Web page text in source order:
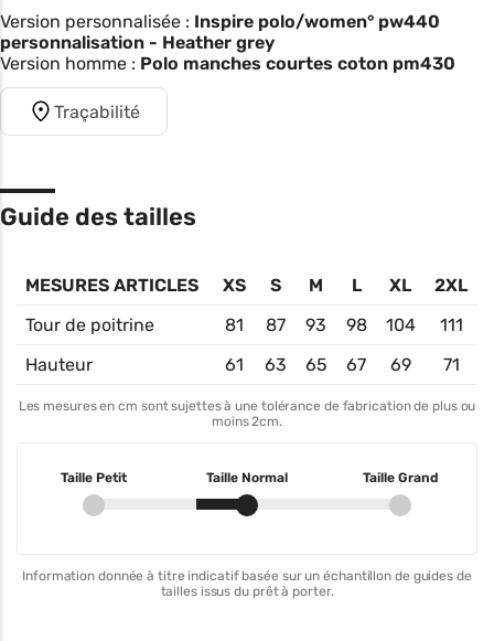
Version personnalisée : Inspire polo/women° pw440
personnalisation - Heather grey
Version homme : Polo manches courtes coton pm430
Traçabilité
Guide des tailles
MESURES ARTICLES XS S M L XL
2XL
Tour de poitrine
81 87 93 98 104
111
Hauteur
61 63 65 67 69 71
Les mesures en cm sont sujettes à une tolérance de fabrication de plus ou
moins 2cm.
Taille Petit Taille Normal Taille Grand
Information donnée à titre indicatif basée sur un échantillon de guides de
tailles issus du prêt à porter.